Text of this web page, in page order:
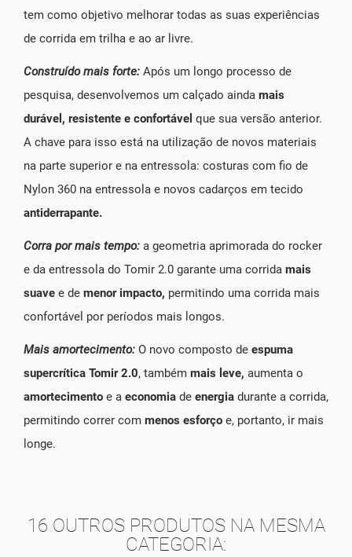
tem como objetivo melhorar todas as suas experiências
de corrida em trilha e ao ar livre.
Construído mais forte: Após um longo processo de
pesquisa, desenvolvemos um calçado ainda mais
durável, resistente e confortável que sua versão anterior.
A chave para isso está na utilização de novos materiais
na parte superior e na entressola: costuras com fio de
Nylon 360 na entressola e novos cadarços em tecido
antiderrapante.
Corra por mais tempo: a geometria aprimorada do rocker
e da entressola do Tomir 2.0 garante uma corrida mais
suave e de menor impacto, permitindo uma corrida mais
confortável por períodos mais longos.
Mais amortecimento: O novo composto de espuma
supercrítica Tomir 2.0, também mais leve, aumenta o
amortecimento e a economia de energia durante a corrida,
permitindo correr com menos esforço e, portanto, ir mais
longe.
16 OUTROS PRODUTOS NA MESMA
CATEGORIA: